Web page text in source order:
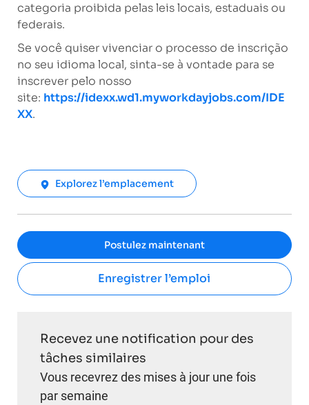
categoria proibida pelas leis locais, estaduais ou
federais.
Se você quiser vivenciar o processo de inscrição
no seu idioma local, sinta-se à vontade para se
inscrever pelo nosso
site: https://idexx.wd1.myworkdayjobs.com/IDE
XX.
Explorez l’emplacement
Postulez maintenant
Enregistrer l’emploi
Recevez une notification pour des
tâches similaires
Vous recevrez des mises à jour une fois
par semaine